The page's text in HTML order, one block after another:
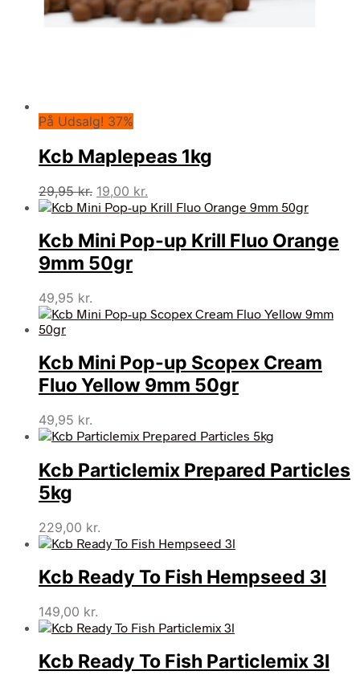
På Udsalg! 37%
Kcb Maplepeas 1kg
29,95kr. Den
oprindelige
var:
29,95 kr..
19,00 kr.
aktuelle
er:
19,00 kr..
Kcb Mini Pop-up Krill Fluo Orange
9mm 50gr
49,95 kr.
Kcb Mini Pop-up Scopex Cream
Fluo Yellow 9mm 50gr
49,95 kr.
Kcb Particlemix Prepared Particles
5kg
229,00 kr.
Kcb Ready To Fish Hempseed 3l
149,00 kr.
Kcb Ready To Fish Particlemix 3l